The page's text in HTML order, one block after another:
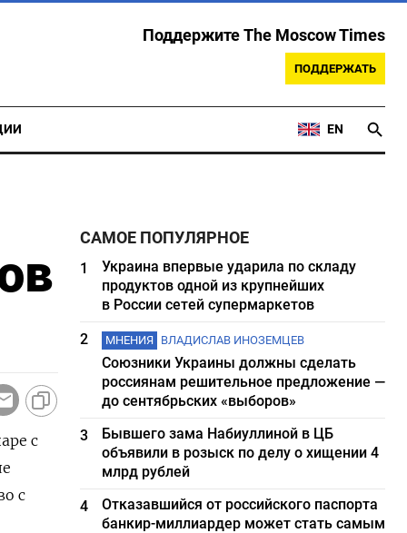
Поддержите The Moscow Times
ПОДДЕРЖАТЬ
EN
с
с
САМОЕ ПОПУЛЯРНОЕ
1
Украина впервые ударила по складу
продуктов одной из крупнейших
в России сетей супермаркетов
2
МНЕНИЯ ВЛАДИСЛАВ ИНОЗЕМЦЕВ
Союзники Украины должны сделать
россиянам решительное предложение —
до сентябрьских «выборов»
3
Бывшего зама Набиуллиной в ЦБ
объявили в розыск по делу о хищении 4
млрд рублей
4
Отказавшийся от российского паспорта
банкир-миллиардер может стать самым